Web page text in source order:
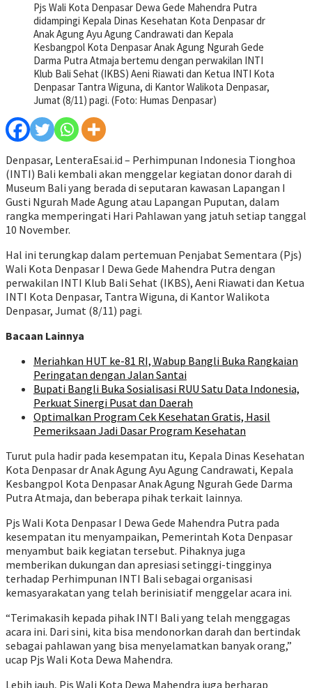
Pjs Wali Kota Denpasar Dewa Gede Mahendra Putra
didampingi Kepala Dinas Kesehatan Kota Denpasar dr
Anak Agung Ayu Agung Candrawati dan Kepala
Kesbangpol Kota Denpasar Anak Agung Ngurah Gede
Darma Putra Atmaja bertemu dengan perwakilan INTI
Klub Bali Sehat (IKBS) Aeni Riawati dan Ketua INTI Kota
Denpasar Tantra Wiguna, di Kantor Walikota Denpasar,
Jumat (8/11) pagi. (Foto: Humas Denpasar)
Denpasar, LenteraEsai.id – Perhimpunan Indonesia Tionghoa
(INTI) Bali kembali akan menggelar kegiatan donor darah di
Museum Bali yang berada di seputaran kawasan Lapangan I
Gusti Ngurah Made Agung atau Lapangan Puputan, dalam
rangka memperingati Hari Pahlawan yang jatuh setiap tanggal
10 November.
Hal ini terungkap dalam pertemuan Penjabat Sementara (Pjs)
Wali Kota Denpasar I Dewa Gede Mahendra Putra dengan
perwakilan INTI Klub Bali Sehat (IKBS), Aeni Riawati dan Ketua
INTI Kota Denpasar, Tantra Wiguna, di Kantor Walikota
Denpasar, Jumat (8/11) pagi.
Bacaan Lainnya
Meriahkan HUT ke-81 RI, Wabup Bangli Buka Rangkaian
Peringatan dengan Jalan Santai
Bupati Bangli Buka Sosialisasi RUU Satu Data Indonesia,
Perkuat Sinergi Pusat dan Daerah
Optimalkan Program Cek Kesehatan Gratis, Hasil
Pemeriksaan Jadi Dasar Program Kesehatan
Turut pula hadir pada kesempatan itu, Kepala Dinas Kesehatan
Kota Denpasar dr Anak Agung Ayu Agung Candrawati, Kepala
Kesbangpol Kota Denpasar Anak Agung Ngurah Gede Darma
Putra Atmaja, dan beberapa pihak terkait lainnya.
Pjs Wali Kota Denpasar I Dewa Gede Mahendra Putra pada
kesempatan itu menyampaikan, Pemerintah Kota Denpasar
menyambut baik kegiatan tersebut. Pihaknya juga
memberikan dukungan dan apresiasi setinggi-tingginya
terhadap Perhimpunan INTI Bali sebagai organisasi
kemasyarakatan yang telah berinisiatif menggelar acara ini.
“Terimakasih kepada pihak INTI Bali yang telah menggagas
acara ini. Dari sini, kita bisa mendonorkan darah dan bertindak
sebagai pahlawan yang bisa menyelamatkan banyak orang,”
ucap Pjs Wali Kota Dewa Mahendra.
Lebih jauh, Pjs Wali Kota Dewa Mahendra juga berharap